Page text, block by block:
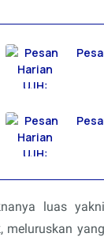
luas
meluruskan